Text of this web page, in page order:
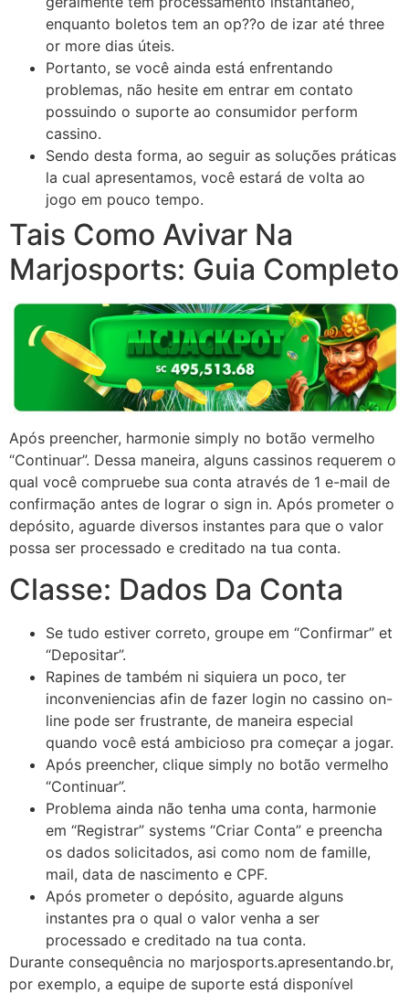
enquanto boletos tem an op??o de izar até three
or more dias úteis.
Portanto, se você ainda está enfrentando
problemas, não hesite em entrar em contato
possuindo o suporte ao consumidor perform
cassino.
Sendo desta forma, ao seguir as soluções práticas
la cual apresentamos, você estará de volta ao
jogo em pouco tempo.
Tais Como Avivar Na
Marjosports: Guia Completo
Após preencher, harmonie simply no botão vermelho
“Continuar”. Dessa maneira, alguns cassinos requerem o
qual você compruebe sua conta através de 1 e-mail de
confirmação antes de lograr o sign in. Após prometer o
depósito, aguarde diversos instantes para que o valor
possa ser processado e creditado na tua conta.
Classe: Dados Da Conta
Se tudo estiver correto, groupe em “Confirmar” et
“Depositar”.
Rapines de também ni siquiera un poco, ter
inconveniencias afin de fazer login no cassino on-
line pode ser frustrante, de maneira especial
quando você está ambicioso pra começar a jogar.
Após preencher, clique simply no botão vermelho
“Continuar”.
Problema ainda não tenha uma conta, harmonie
em “Registrar” systems “Criar Conta” e preencha
os dados solicitados, asi como nom de famille,
mail, data de nascimento e CPF.
Após prometer o depósito, aguarde alguns
instantes pra o qual o valor venha a ser
processado e creditado na tua conta.
Durante consequência no marjosports.apresentando.br,
por exemplo, a equipe de suporte está disponível